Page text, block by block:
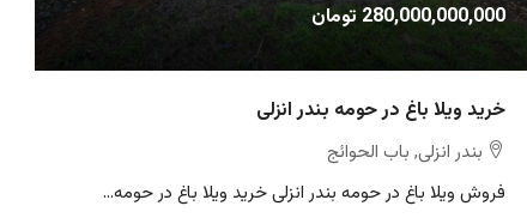
280,000,000,000 تومان
خرید ویلا باغ در حومه بندر انزلی
بندر انزلی, باب الحوائج
فروش ویلا باغ در حومه بندر انزلی خرید ویلا باغ در حومه...